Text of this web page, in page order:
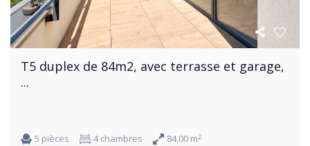
T5 duplex de 84m2, avec terrasse et garage,
...
5 pièces 4 chambres 84,00 m2